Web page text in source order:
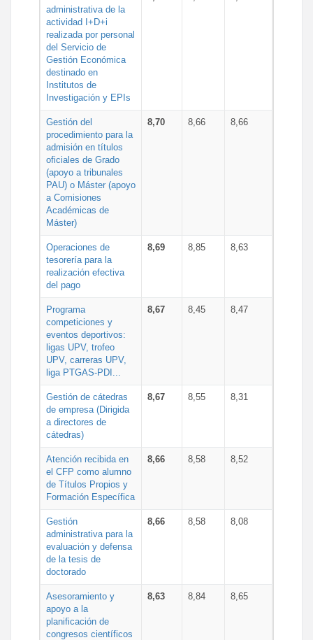
administrativa de la
actividad I+D+i
realizada por personal
del Servicio de
Gestión Económica
destinado en
Institutos de
Investigación y EPIs
Gestión del
procedimiento para la
admisión en títulos
oficiales de Grado
(apoyo a tribunales
PAU) o Máster (apoyo
a Comisiones
Académicas de
Máster)
8,70 8,66 8,66
Operaciones de
tesorería para la
realización efectiva
del pago
8,69 8,85 8,63
Programa
competiciones y
eventos deportivos:
ligas UPV, trofeo
UPV, carreras UPV,
liga PTGAS-PDI...
8,67 8,45 8,47
Gestión de cátedras
de empresa (Dirigida
a directores de
cátedras)
8,67 8,55 8,31
Atención recibida en
el CFP como alumno
de Títulos Propios y
Formación Específica
8,66 8,58 8,52
Gestión
administrativa para la
evaluación y defensa
de la tesis de
doctorado
8,66 8,58 8,08
Asesoramiento y
apoyo a la
planificación de
congresos científicos
8,63 8,84 8,65